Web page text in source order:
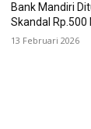
Bank Mandiri
Skandal Rp.500
13 Februari 2026